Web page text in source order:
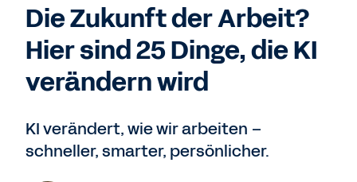
Die Zukunft der Arbeit?
Hier sind 25 Dinge, die KI
verändern wird
KI verändert, wie wir arbeiten –
schneller, smarter, persönlicher.